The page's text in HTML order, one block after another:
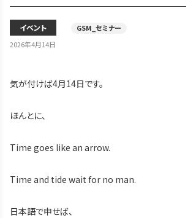
イベント
GSM_セミナー
2026年4月14日
気が付けば4月14日です。
ほんとに、
Time goes like an arrow.
Time and tide wait for no man.
日本語で申せば、